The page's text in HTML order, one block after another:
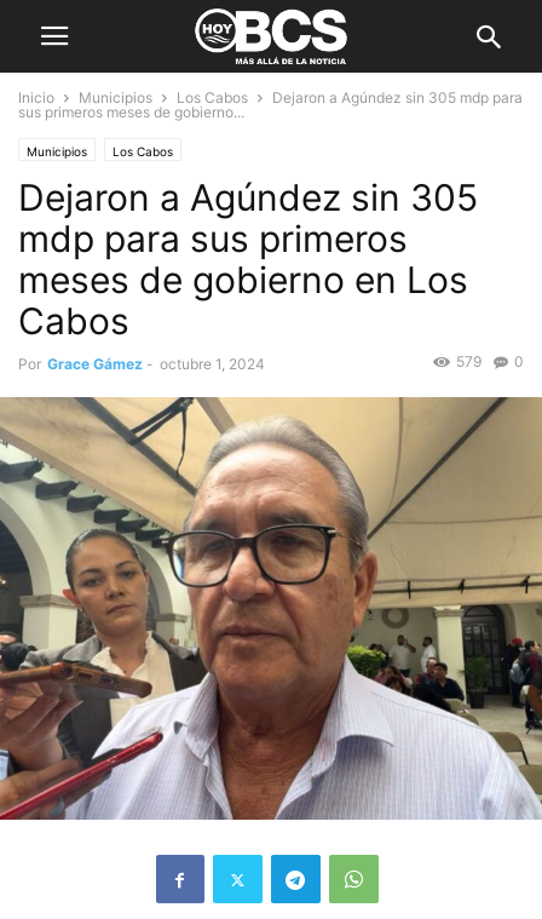
Inicio Municipios Los Cabos
Dejaron a Agúndez sin 305 mdp para
sus primeros meses de gobierno...
Municipios Los Cabos
Dejaron a Agúndez sin 305
mdp para sus primeros
meses de gobierno en Los
Cabos
Por Grace Gámez - octubre 1, 2024 0
579